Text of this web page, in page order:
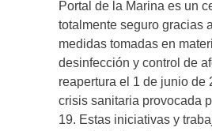
Portal de la Marina es un
totalmente seguro gracias
medidas tomadas en
desinfección y control de
reapertura el 1 de junio de
crisis sanitaria provocada
19. Estas iniciativas y